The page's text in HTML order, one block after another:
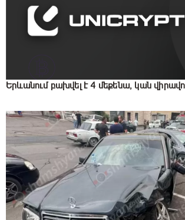
Երևանում բախվել է 4 մեքենա, կան